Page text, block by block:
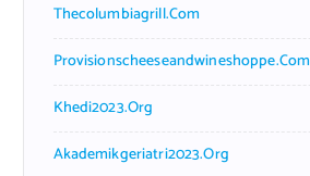
Thecolumbiagrill.com
Provisionscheeseandwineshoppe.com
Khedi2023.org
Akademikgeriatri2023.org